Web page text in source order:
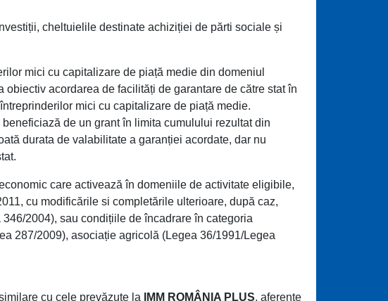
cheltuielile destinate achiziției de părti sociale și
mici cu capitalizare de piață medie din domeniul
acordarea de facilități de garantare de către stat în
mici cu capitalizare de piață medie.
de un grant în limita cumulului rezultat din
durata de valabilitate a garanției acordate, dar nu
care activează în domeniile de activitate eligibile,
cu modificările si completările ulterioare, după caz,
2004), sau condițiile de încadrare în categoria
287/2009), asociație agricolă (Legea 36/1991/Legea
cu cele prevăzute la
IMM ROMÂNIA PLUS, aferente